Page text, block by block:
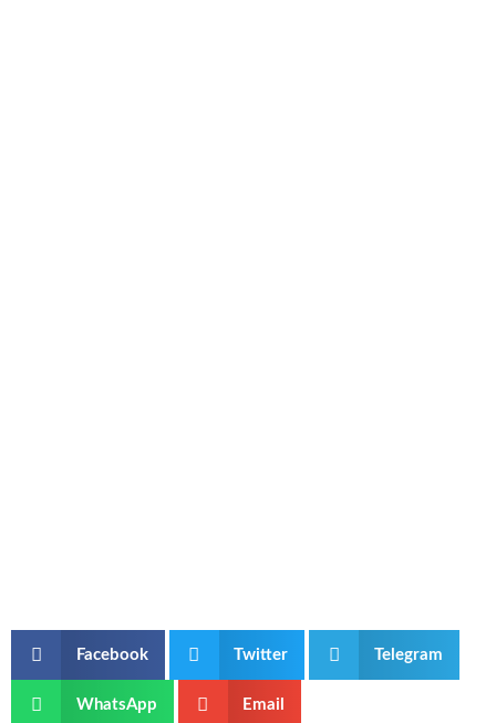
Facebook Twitter Telegram
WhatsApp Email